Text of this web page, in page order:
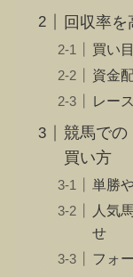
回収率
買い
資金
レー
競馬での
買い方
単勝
人気
せ
フォ